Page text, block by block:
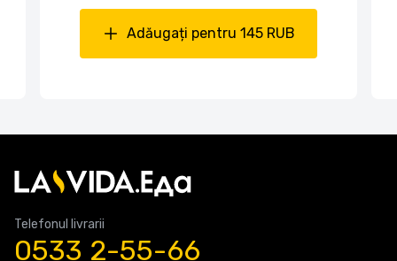
Adăugați pentru 145 RUB
Telefonul livrarii
0533 2-55-66